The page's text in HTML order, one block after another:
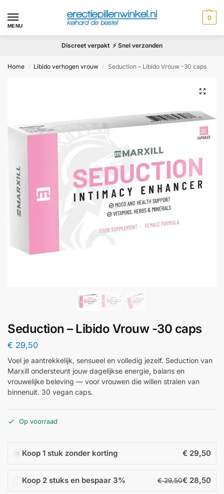
MENU
0
Discreet verpakt ⚡ Snel verzonden
Home / Libido verhogen vrouw / Seduction – Libido Vrouw -30 caps
Seduction – Libido Vrouw -30 caps
€ 29,50
Voel je aantrekkelijk, sensueel en volledig jezelf. Seduction van
Marxill ondersteunt jouw dagelijkse energie, balans en
vrouwelijke beleving — voor vrouwen die willen stralen van
binnenuit. 30 vegan caps.
Op voorraad
Koop 1 stuk zonder korting € 29,50
Koop 2 stuks en bespaar 3% €29,50€ 28,50